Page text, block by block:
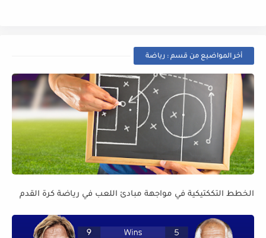
أخر المواضيع من قسم : رياضة
الخطط التككتيكية في مواجهة مبادئ اللعب في رياضة كرة القدم